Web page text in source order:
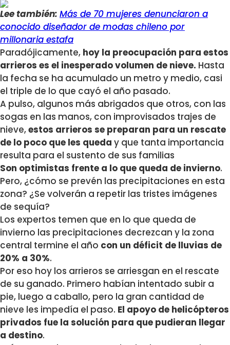
Lee también: Más de 70 mujeres denunciaron a
conocido diseñador de modas chileno por
millonaria estafa
Paradójicamente, hoy la preocupación para estos
arrieros es el inesperado volumen de nieve. Hasta
la fecha se ha acumulado un metro y medio, casi
el triple de lo que cayó el año pasado.
A pulso, algunos más abrigados que otros, con las
sogas en las manos, con improvisados trajes de
nieve,estos arrieros se preparan para un rescate
de lo poco que les queda y que tanta importancia
resulta para el sustento de sus familias
Son optimistas frente a lo que queda de invierno.
Pero, ¿cómo se prevén las precipitaciones en esta
zona? ¿Se volverán a repetir las tristes imágenes
de sequía?
Los expertos temen que en lo que queda de
invierno las precipitaciones decrezcan y la zona
central termine el año con un déficit de lluvias de
20% a 30%.
Por eso hoy los arrieros se arriesgan en el rescate
de su ganado. Primero habían intentado subir a
pie, luego a caballo, pero la gran cantidad de
nieve les impedía el paso. El apoyo de helicópteros
privados fue la solución para que pudieran llegar
a destino.